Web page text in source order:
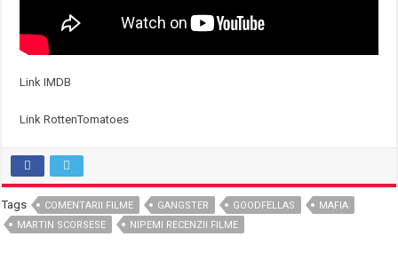
Link IMDB
Link RottenTomatoes
Tags COMENTARII FILME GANGSTER GOODFELLAS
MAFIA
MARTIN SCORSESE
NIPEMI RECENZII FILME